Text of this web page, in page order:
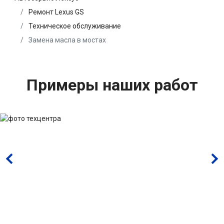
Ремонт Lexus GS
Техническое обслуживание
Замена масла в мостах
Примеры наших работ